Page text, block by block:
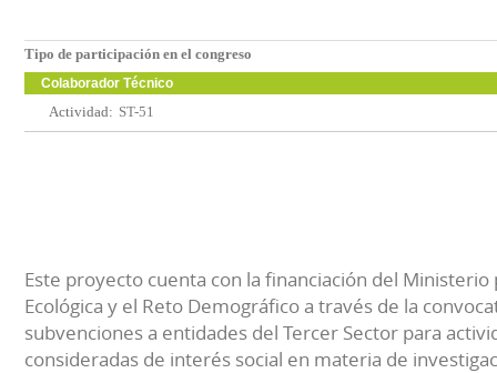
Tipo de participación en el congreso
Colaborador Técnico
Actividad: ST-51
Este proyecto cuenta con la financiación del Ministerio
Ecológica y el Reto Demográfico a través de la
subvenciones a entidades del Tercer Sector para
consideradas de interés social en materia de